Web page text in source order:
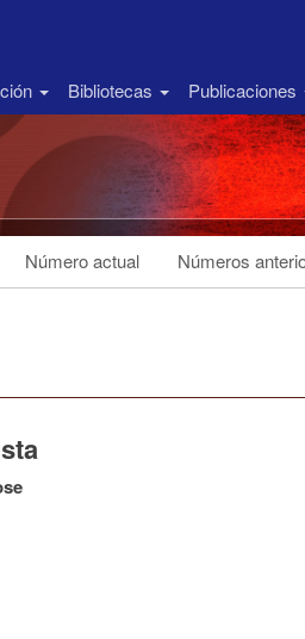
Bibliotecas Publicaciones
Número actual Números